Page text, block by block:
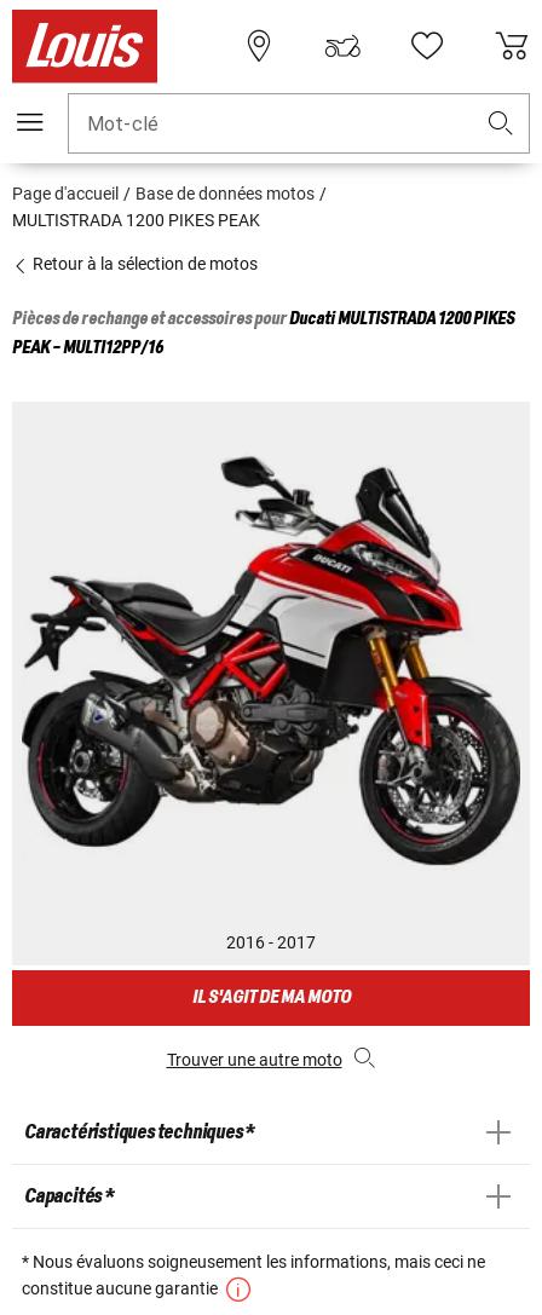
Mot-clé
Page d'accueil
Base de données motos
MULTISTRADA 1200 PIKES PEAK
Retour à la sélection de motos
Pièces de rechange et accessoires pourDucatiMULTISTRADA 1200 PIKES
PEAK - MULTI12PP/16
2016 - 2017
IL S'AGIT DE MA MOTO
Trouver une autre moto
Caractéristiques techniques *
Capacités *
* Nous évaluons soigneusement les informations, mais ceci ne
constitue aucune garantie